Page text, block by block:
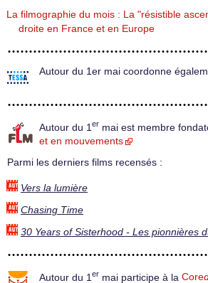
La filmographie du mois : La "résistible
droite en France et en Europe
Autour du 1er mai coordonne
Autour du 1 er mai est membre
et en mouvements
Parmi les derniers films recensés :
Vers la lumière
Chasing Time
30 Years of Sisterhood - Les pionnières
Autour du 1 er mai participe à la Core